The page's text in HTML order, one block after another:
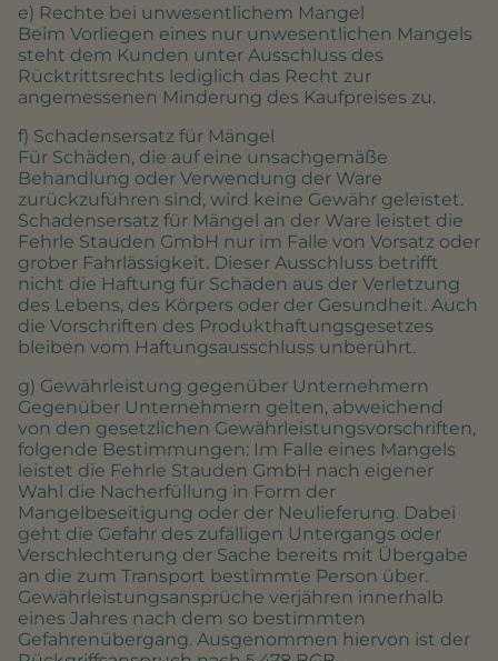
e) Rechte bei unwesentlichem Mangel
Beim Vorliegen eines nur unwesentlichen Mangels
steht dem Kunden unter Ausschluss des
Rücktrittsrechts lediglich das Recht zur
angemessenen Minderung des Kaufpreises zu.
f) Schadensersatz für Mängel
Für Schäden, die auf eine unsachgemäße
Behandlung oder Verwendung der Ware
zurückzuführen sind, wird keine Gewähr geleistet.
Schadensersatz für Mängel an der Ware leistet die
Fehrle Stauden GmbH nur im Falle von Vorsatz oder
grober Fahrlässigkeit. Dieser Ausschluss betrifft
nicht die Haftung für Schäden aus der Verletzung
des Lebens, des Körpers oder der Gesundheit. Auch
die Vorschriften des Produkthaftungsgesetzes
bleiben vom Haftungsausschluss unberührt.
g) Gewährleistung gegenüber Unternehmern
Gegenüber Unternehmern gelten, abweichend
von den gesetzlichen Gewährleistungsvorschriften,
folgende Bestimmungen: Im Falle eines Mangels
leistet die Fehrle Stauden GmbH nach eigener
Wahl die Nacherfüllung in Form der
Mangelbeseitigung oder der Neulieferung. Dabei
geht die Gefahr des zufälligen Untergangs oder
Verschlechterung der Sache bereits mit Übergabe
an die zum Transport bestimmte Person über.
Gewährleistungsansprüche verjähren innerhalb
eines Jahres nach dem so bestimmten
Gefahrenübergang. Ausgenommen hiervon ist der